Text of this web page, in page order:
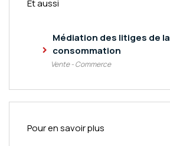
Et aussi
Médiation des litiges de la
consommation
Vente - Commerce
Pour en savoir plus